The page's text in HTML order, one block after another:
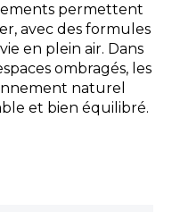
permettent
avec des formules
en plein air. Dans
ombragés, les
naturel
et bien équilibré.